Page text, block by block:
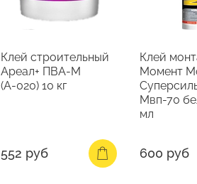
Клей строительный
Ареал+ ПВА-М
(А-020) 10 кг
552 руб
Клей
Момент
Мвп-70
мл
600 руб